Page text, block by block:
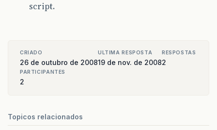
script.
CRIADO
26 de outubro de 2008
ULTIMA RESPOSTA
19 de nov. de 2008
RESPOSTAS
2
PARTICIPANTES
2
Topicos relacionados